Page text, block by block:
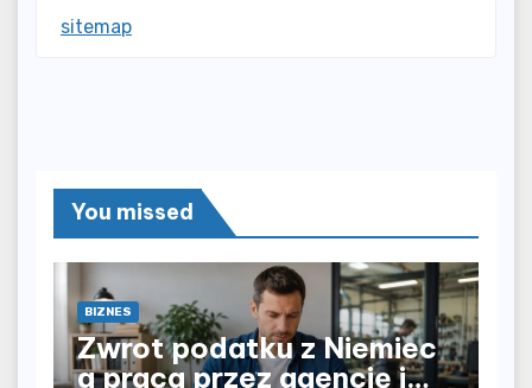
sitemap
You missed
BIZNES
Zwrot podatku z Niemiec
a praca przez agencję i